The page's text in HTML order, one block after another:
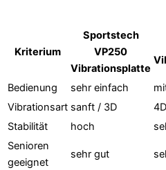
Kriterium
Sportstech
VP250
Vibrationsplatte
Bedienung sehr einfach
Vibrationsart sanft / 3D
Stabilität
hoch
Senioren
geeignet
sehr gut